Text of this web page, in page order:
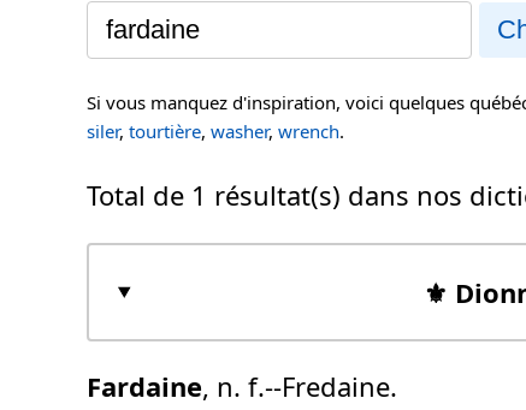
Si vous manquez d'inspiration, voici quelques
siler, tourtière, washer, wrench.
Total de 1 résultat(s) dans nos
⚜️
Fardaine, n. f.--Fredaine.